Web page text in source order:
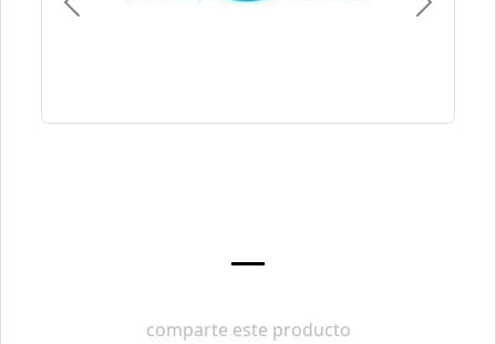
Previous Next
comparte este producto